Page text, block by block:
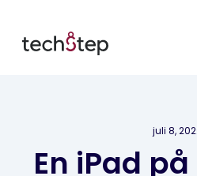
juli 8,
En iPad